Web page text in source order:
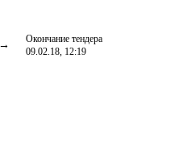
Окончание тендера
09.02.18, 12:19